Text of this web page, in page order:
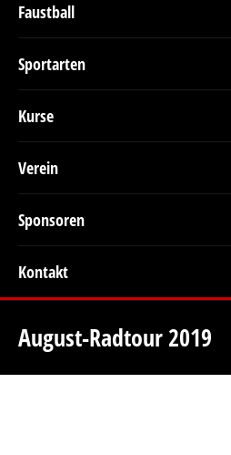
Faustball
Sportarten
Kurse
Verein
Sponsoren
Kontakt
August-Radtour 2019